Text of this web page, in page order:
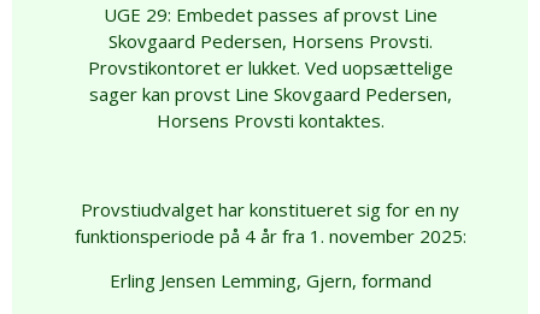
UGE 29: Embedet passes af provst Line
Skovgaard Pedersen, Horsens Provsti.
Provstikontoret er lukket. Ved uopsættelige
sager kan provst Line Skovgaard Pedersen,
Horsens Provsti kontaktes.
Provstiudvalget har konstitueret sig for en ny
funktionsperiode på 4 år fra 1. november 2025:
Erling Jensen Lemming, Gjern, formand